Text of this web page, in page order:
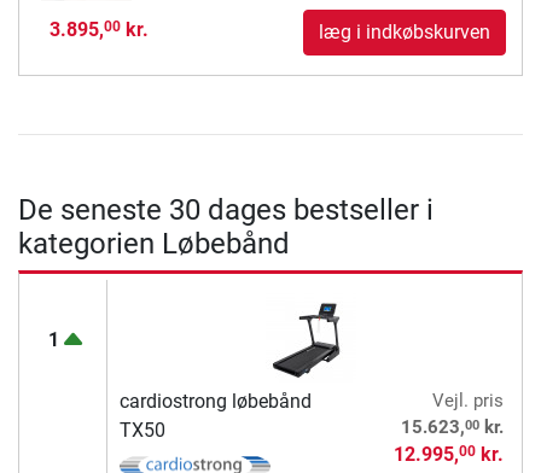
3.895,00kr. læg i indkøbskurven
De seneste 30 dages bestseller i
kategorien Løbebånd
1
cardiostrong løbebånd
TX50
Vejl. pris
15.623,00kr.
12.995,00kr.